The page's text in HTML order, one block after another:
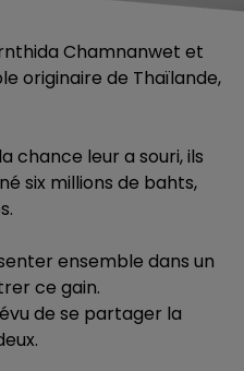
Chamnanwet et
originaire de Thaïlande,
chance leur a souri, ils
six millions de bahts,
ensemble dans un
ce gain.
de se partager la